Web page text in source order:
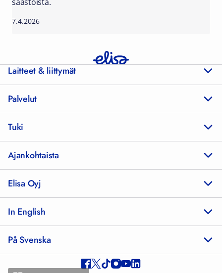
7.4.2026
Laitteet & liittymät
Palvelut
Tuki
Ajankohtaista
Elisa Oyj
In English
På Svenska